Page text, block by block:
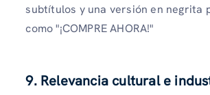
subtítulos y una versión en negrita
como "¡COMPRE AHORA!"
9. Relevancia cultural e